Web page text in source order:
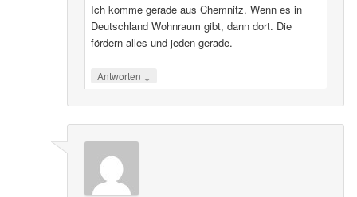
Ich komme gerade aus Chemnitz. Wenn es in
Deutschland Wohnraum gibt, dann dort. Die
fördern alles und jeden gerade.
Antworten ↓